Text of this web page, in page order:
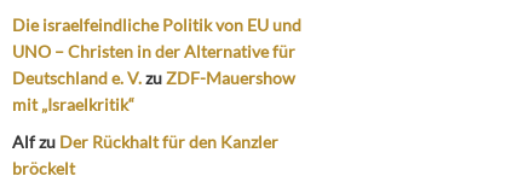
Die israelfeindliche Politik von EU und
UNO – Christen in der Alternative für
Deutschland e. V.zuZDF-Mauershow
mit „Israelkritik“
Alfzu Der Rückhalt für den Kanzler
bröckelt